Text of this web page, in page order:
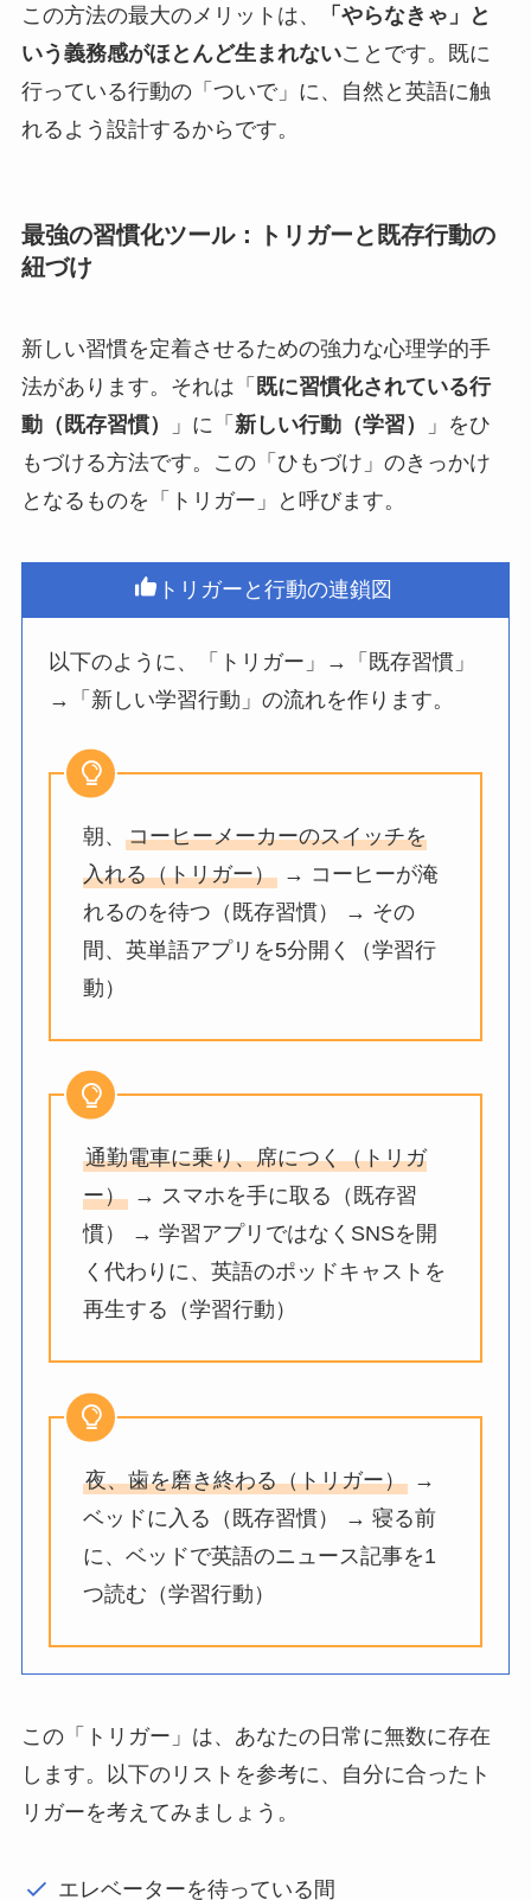
この方法の最大のメリットは、
「やらなきゃ」と
いう義務感がほとんど生まれないことです。既に
行っている行動の「ついで」に、自然と英語に触
れるよう設計するからです。
最強の習慣化ツール：トリガーと既存行動の
紐づけ
新しい習慣を定着させるための強力な心理学的手
法があります。それは「 既に習慣化されている行
動（既存習慣）
」に「 新しい行動（学習）
」をひ
もづける方法です。この「ひもづけ」のきっかけ
となるものを「トリガー」と呼びます。
トリガーと行動の連鎖図
以下のように、「トリガー」→「既存習慣」
→「新しい学習行動」の流れを作ります。
朝、コーヒーメーカーのスイッチを
入れる（トリガー） → コーヒーが淹
れるのを待つ（既存習慣） → その
間、英単語アプリを5分開く（学習行
動）
通勤電車に乗り、席につく（トリガ
ー） → スマホを手に取る（既存習
慣） → 学習アプリではなくSNSを開
く代わりに、英語のポッドキャストを
再生する（学習行動）
夜、歯を磨き終わる（トリガー） →
ベッドに入る（既存習慣） → 寝る前
に、ベッドで英語のニュース記事を1
つ読む（学習行動）
この「トリガー」は、あなたの日常に無数に存在
します。以下のリストを参考に、自分に合ったト
リガーを考えてみましょう。
エレベーターを待っている間